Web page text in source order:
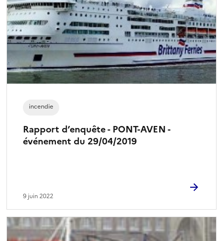
Rapport d’enquête - PONT-AVEN -
événement du 29/04/2019
incendie
9 juin 2022